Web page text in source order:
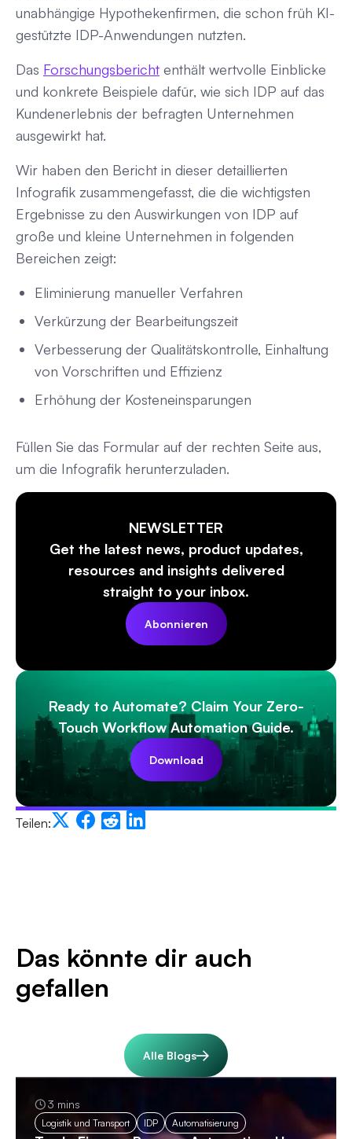
unabhängige Hypothekenfirmen, die schon früh KI-
gestützte IDP-Anwendungen nutzten.
Das Forschungsbericht enthält wertvolle Einblicke
und konkrete Beispiele dafür, wie sich IDP auf das
Kundenerlebnis der befragten Unternehmen
ausgewirkt hat.
Wir haben den Bericht in dieser detaillierten
Infografik zusammengefasst, die die wichtigsten
Ergebnisse zu den Auswirkungen von IDP auf
große und kleine Unternehmen in folgenden
Bereichen zeigt:
Eliminierung manueller Verfahren
Verkürzung der Bearbeitungszeit
Verbesserung der Qualitätskontrolle, Einhaltung
von Vorschriften und Effizienz
Erhöhung der Kosteneinsparungen
Füllen Sie das Formular auf der rechten Seite aus,
um die Infografik herunterzuladen.
NEWSLETTER
Get the latest news, product updates,
resources and insights delivered
straight to your inbox.
Abonnieren
Ready to Automate? Claim Your Zero-
Touch Workflow Automation Guide.
Download
Teilen:
Das könnte dir auch
gefallen
Alle Blogs
3 mins
Logistik und Transport IDP Automatisierung